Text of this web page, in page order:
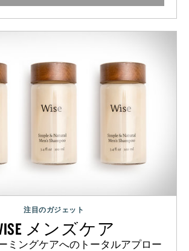
注目のガジェット
メンズケア
ミングケアへのトータルアプロー